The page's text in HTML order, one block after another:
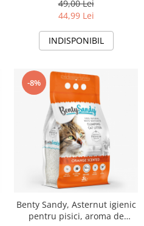
49,00 Lei
44,99 Lei
INDISPONIBIL
-8%
Benty Sandy, Asternut igienic
pentru pisici, aroma de